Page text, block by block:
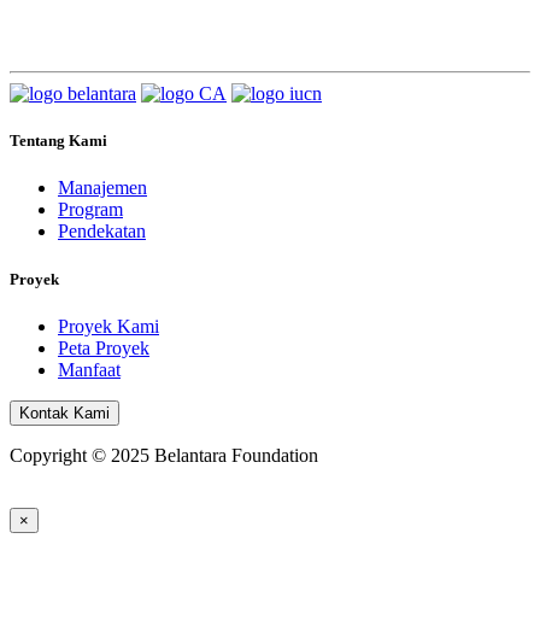
Tentang Kami
Manajemen
Program
Pendekatan
Proyek
Proyek Kami
Peta Proyek
Manfaat
Kontak Kami
Copyright © 2025 Belantara Foundation
×